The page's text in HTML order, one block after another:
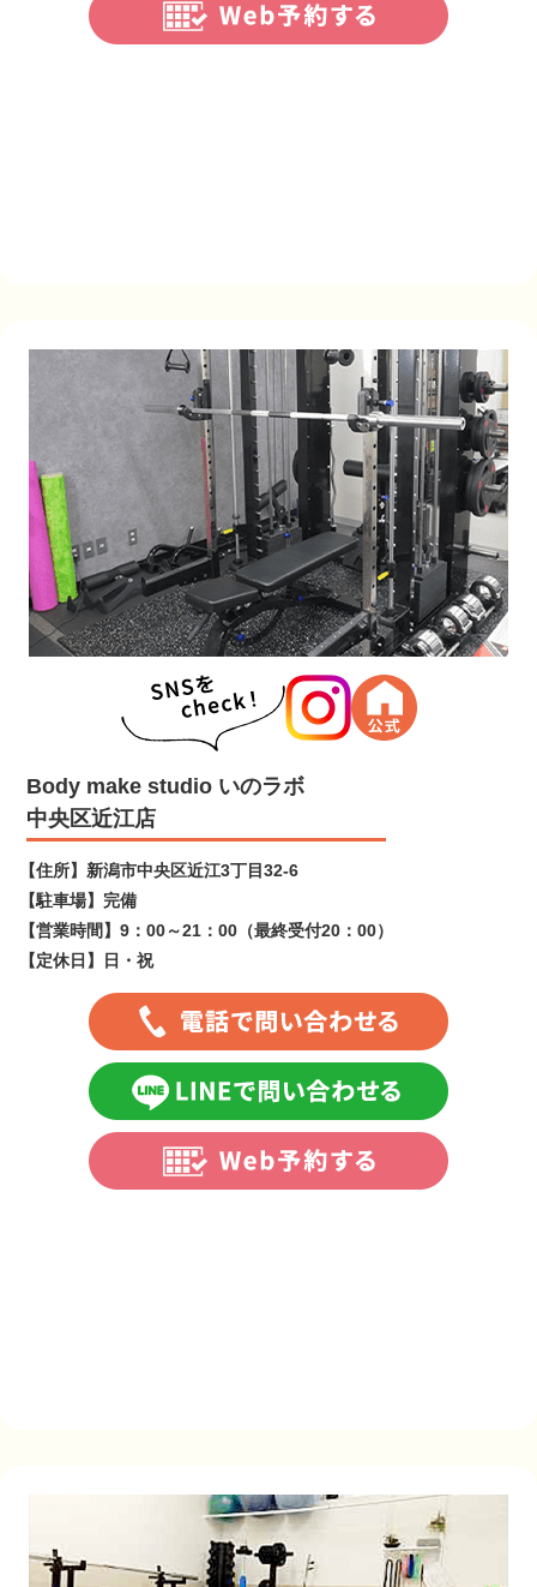
Body make studio いのラボ
中央区近江店
【住所】 新潟市中央区近江3丁目32-6
【駐車場】 完備
【営業時間】 9：00～21：00（最終受付20：00）
【定休日】
日・祝